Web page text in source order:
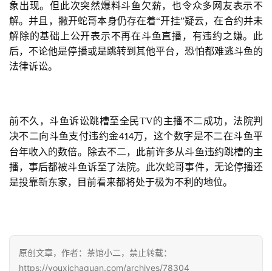
象出现。但此次突然爆料斗鱼欠薪，也令众多网友表示不
解。并且，撇开蛇哥本身仍存在着“开挂”疑云，在合约并未
解除的基础上公开表示不再在斗鱼直播，有违约之嫌。此
后，不论他是停播或是跳转到其他平台，恐怕都难逃斗鱼的
法律诉讼。
前不久，斗鱼诉讼跳槽至全民TV的主播不二成功，法院判
决不二向斗鱼支付违约金414万，这个数字是不二在斗鱼平
台年收入的数倍。除去不二，此前许多从斗鱼违约跳槽的主
播，事后都被斗鱼诉至了法院。此次蛇哥事件，无论停播还
是投靠新东家，目前看来都将处于极为不利的地位。
原创文章，作者：茶馆小二，禁止转载：
https://youxichaguan.com/archives/78304